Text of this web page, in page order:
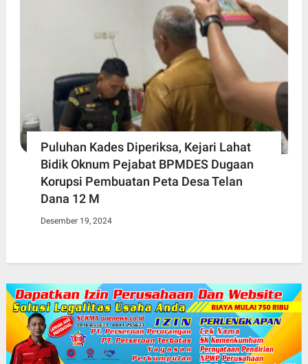
Puluhan Kades Diperiksa, Kejari Lahat
Bidik Oknum Pejabat BPMDES Dugaan
Korupsi Pembuatan Peta Desa Telan
Dana 12 M
Desember 19, 2024